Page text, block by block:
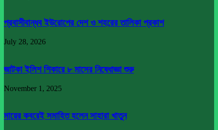
প্রবাসীবান্ধব ইউরোপের দেশ ও শহরের তালিকা প্রকাশ
July 28, 2026
জাটকা ইলিশ শিকারে ৮ মাসের নিষেধাজ্ঞা শুরু
November 1, 2025
মায়ের কবরেই সমাহিত হলেন সাহারা খাতুন